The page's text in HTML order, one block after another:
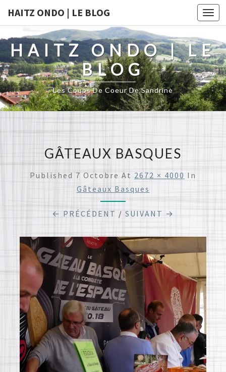
HAITZ ONDO | LE BLOG
HAITZ ONDO | LE
BLOG
Les Coups De Coeur De Sandrine
GÂTEAUX BASQUES
Published 7 Octobre At 2672 × 4000 In
Gâteaux Basques
← PRÉCÉDENT / SUIVANT →